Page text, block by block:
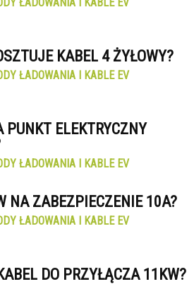
KABEL 4 ŻYŁOWY?
ŁADOWANIA I KABLE EV
PUNKT ELEKTRYCZNY
ŁADOWANIA I KABLE EV
NA ZABEZPIECZENIE 10A?
ŁADOWANIA I KABLE EV
DO PRZYŁĄCZA 11KW?